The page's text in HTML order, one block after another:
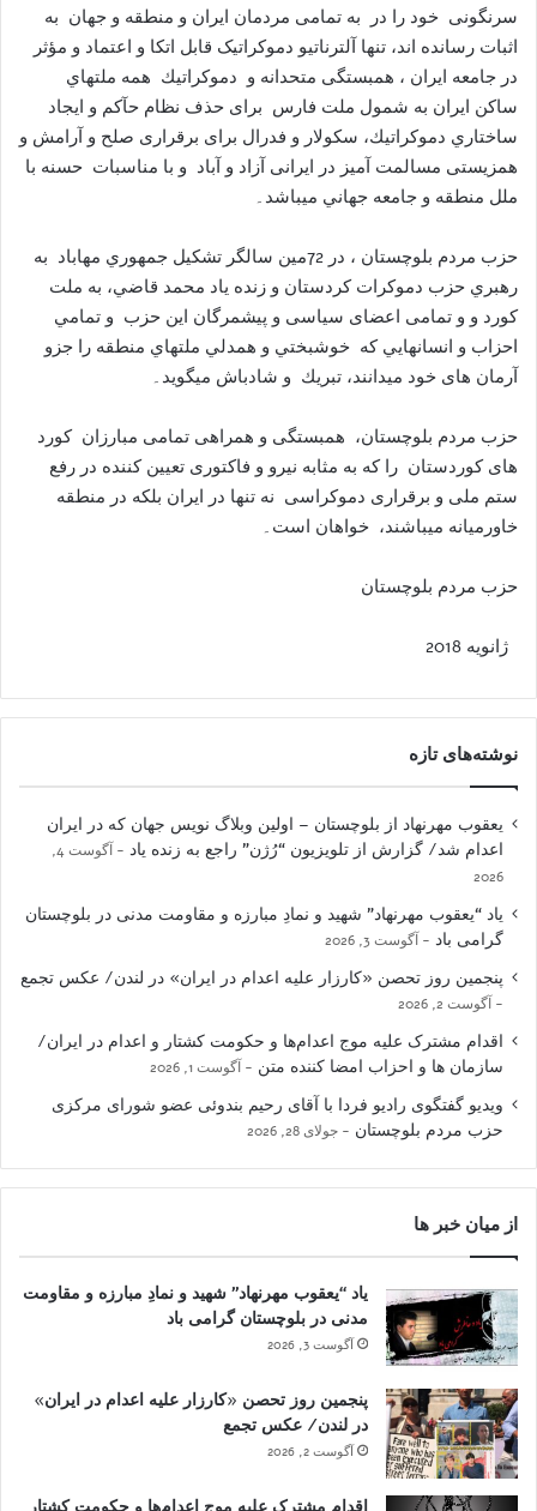
سرنگونی خود را در به تمامی مردمان ايران و منطقه و جهان به
اثبات رسانده اند، تنها آلترناتيو دموکراتيک قابل اتکا و اعتماد و مؤثر
در جامعه ايران ، همبستگی متحدانه و دموكراتيك همه ملتهاي
ساکن ايران به شمول ملت فارس برای حذف نظام حآکم و ايجاد
ساختاري دموكراتيك، سکولار و فدرال برای برقراری صلح و آرامش و
همزيستی مسالمت آميز در ايرانی آزاد و آباد و با مناسبات حسنه با
ملل منطقه و جامعه جهاني ميباشد۔
حزب مردم بلوچستان ، در 72مين سالگر تشكيل جمهوري مهاباد به
رهبري حزب دموكرات كردستان و زنده ياد محمد قاضي، به ملت
كورد و و تمامی اعضای سياسی و پيشمرگان اين حزب و تمامي
احزاب و انسانهايي كه خوشبختي و همدلي ملتهاي منطقه را جزو
آرمان های خود ميدانند، تبريك و شادباش ميگويد۔
حزب مردم بلوچستان، همبستگی و همراهی تمامی مبارزان کورد
های کوردستان را که به مثابه نيرو و فاکتوری تعيين کننده در رفع
ستم ملی و برقراری دموکراسی نه تنها در ايران بلکه در منطقه
خاورميانه ميباشند، خواهان است۔
حزب مردم بلوچستان
ژانويه 2018
نوشته‌های تازه
یعقوب مهرنهاد از بلوچستان – اولین وبلاگ نویس جهان که در ایران
اعدام شد/ گزارش از تلویزیون “رُژن” راجع به زنده یاد
آگوست 4,
2026
یاد “یعقوب مهرنهاد” شهید و نمادِ مبارزه و مقاومت مدنی در بلوچستان
گرامی باد
آگوست 3, 2026
پنجمین روز تحصن «کارزار علیه اعدام در ایران» در لندن/ عکس تجمع
آگوست 2, 2026
اقدام مشترک علیه موج اعدام‌ها و حکومت کشتار و اعدام در ایران/
سازمان ها و احزاب امضا کننده متن
آگوست 1, 2026
ویدیو گفتگوی رادیو فردا با آقای رحیم بندوئی عضو شورای مرکزی
حزب مردم بلوچستان
جولای 28, 2026
از میان خبر ها
یاد “یعقوب مهرنهاد” شهید و نمادِ مبارزه و مقاومت
مدنی در بلوچستان گرامی باد
آگوست 3, 2026
پنجمین روز تحصن «کارزار علیه اعدام در ایران»
در لندن/ عکس تجمع
آگوست 2, 2026